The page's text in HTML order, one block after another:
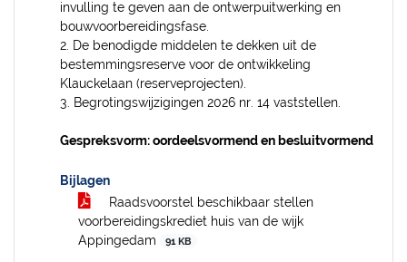
invulling te geven aan de ontwerpuitwerking en
bouwvoorbereidingsfase.
2. De benodigde middelen te dekken uit de
bestemmingsreserve voor de ontwikkeling
Klauckelaan (reserveprojecten).
3. Begrotingswijzigingen 2026 nr. 14 vaststellen.
Gespreksvorm: oordeelsvormend en besluitvormend
Bijlagen
Raadsvoorstel beschikbaar stellen
voorbereidingskrediet huis van de wijk
Appingedam
91 KB